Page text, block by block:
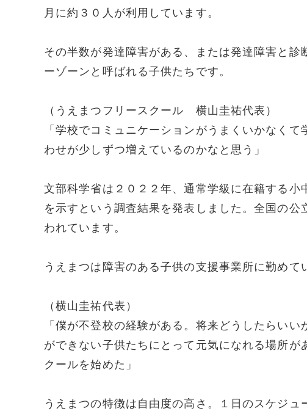
月に約３０人が利用しています。
その半数が発達障害がある、または発達障害と
ーゾーンと呼ばれる子供たちです。
（うえまつフリースクール 横山圭祐代表）
「学校でコミュニケーションがうまくいかなく
わせが少しずつ増えているのかなと思う」
文部科学省は２０２２年、通常学級に在籍する
を示すという調査結果を発表しました。全国の
われています。
うえまつは障害のある子供の支援事業所に勤めて
（横山圭祐代表）
「僕が不登校の経験がある。将来どうしたらい
ができない子供たちにとって元気になれる場所
クールを始めた」
うえまつの特徴は自由度の高さ。１日のスケジ